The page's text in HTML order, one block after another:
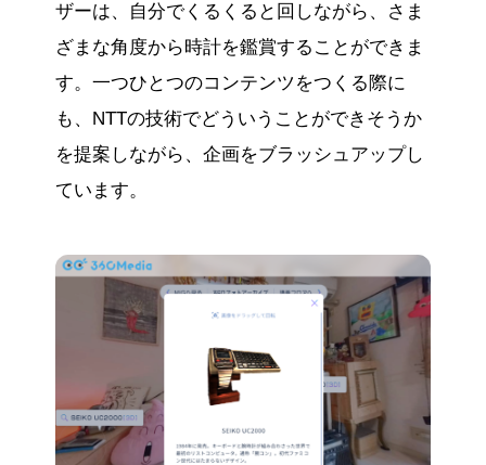
ザーは、自分でくるくると回しながら、さま
ざまな角度から時計を鑑賞することができま
す。一つひとつのコンテンツをつくる際に
も、NTTの技術でどういうことができそうか
を提案しながら、企画をブラッシュアップし
ています。